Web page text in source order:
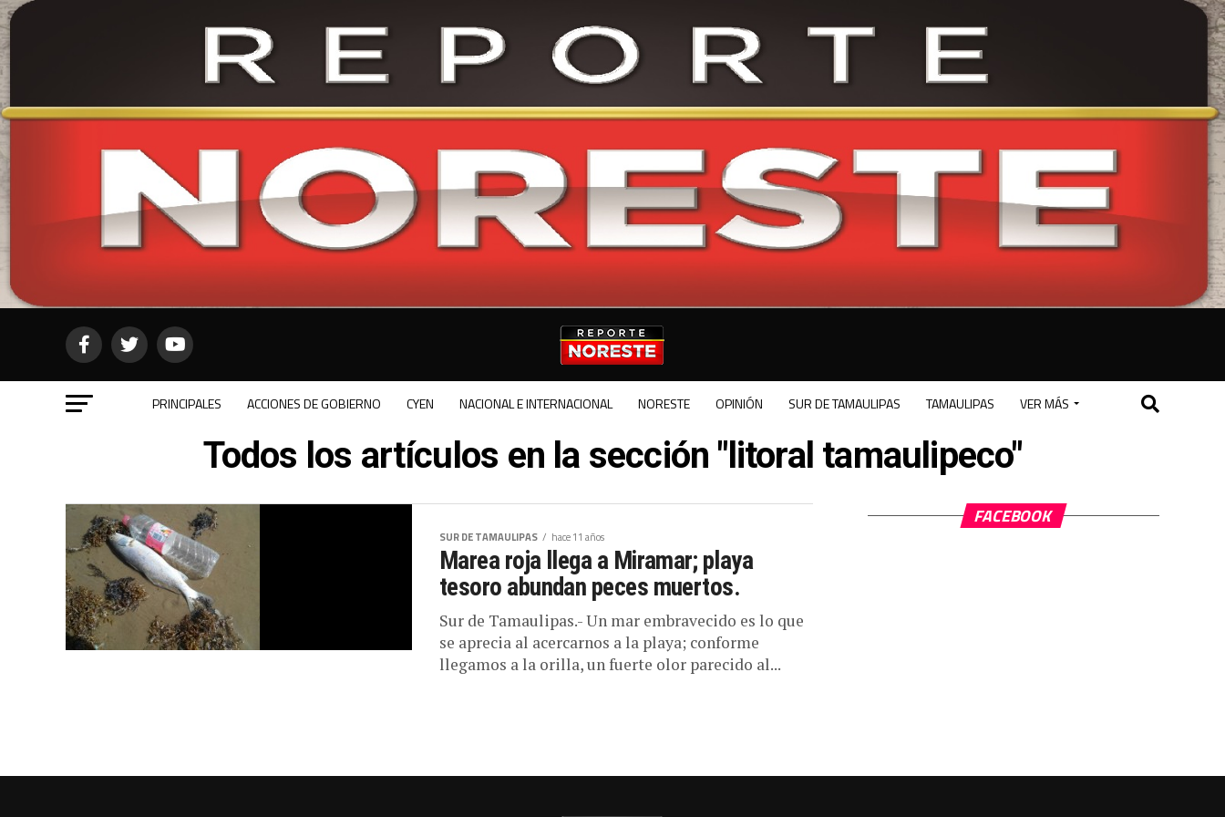
PRINCIPALES ACCIONES DE GOBIERNO CYEN NACIONAL E INTERNACIONAL NORESTE OPINIÓN SUR DE TAMAULIPAS TAMAULIPAS VER MÁS
Todos los artículos en la sección "litoral tamaulipeco"
SUR DE TAMAULIPAS hace 11 años
Marea roja llega a Miramar; playa
tesoro abundan peces muertos.
Sur de Tamaulipas.- Un mar embravecido es lo que
se aprecia al acercarnos a la playa; conforme
llegamos a la orilla, un fuerte olor parecido al...
FACEBOOK